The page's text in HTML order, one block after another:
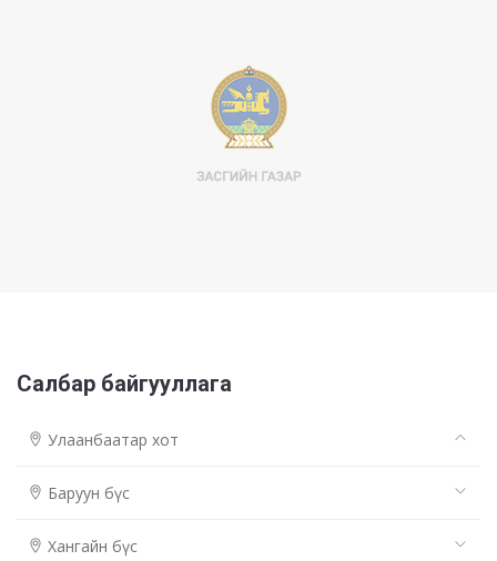
Салбар байгууллага
Улаанбаатар хот
Баруун бүс
Хангайн бүс